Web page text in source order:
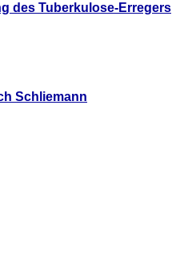
des Tuberkulose-Erregers
Schliemann